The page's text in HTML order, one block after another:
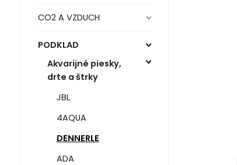
CO2 A VZDUCH
PODKLAD
Akvarijné piesky,
drte a štrky
JBL
4AQUA
DENNERLE
ADA